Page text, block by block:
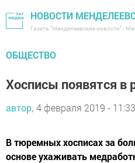
НОВОСТИ
Газета "Менделеевские новости" -
ОБЩЕСТВО
Хосписы появятся в
автор, 4 февраля 2019 - 11:33
В тюремных хосписах за
основе ухаживать